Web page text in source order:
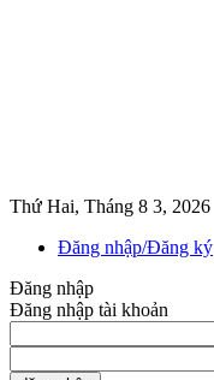
Thứ Hai, Tháng 8 3, 2026
Đăng nhập/Đăng ký
Đăng nhập
Đăng nhập tài khoản